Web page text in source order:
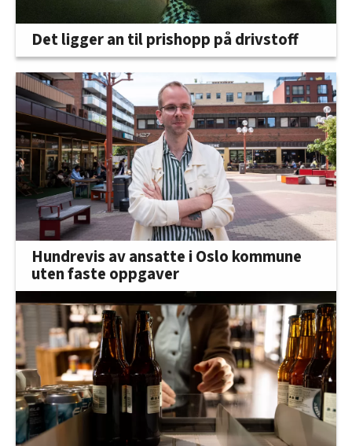
Det ligger an til prishopp på drivstoff
Hundrevis av ansatte i Oslo kommune
uten faste oppgaver